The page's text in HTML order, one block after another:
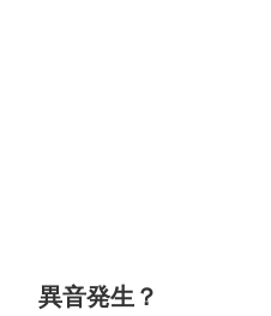
異音発生？